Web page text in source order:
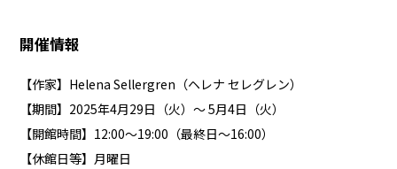
開催情報
【作家】Helena Sellergren（ヘレナ セレグレン）
【期間】2025年4月29日（火）〜 5月4日（火）
【開館時間】12:00～19:00（最終日〜16:00）
【休館日等】月曜日